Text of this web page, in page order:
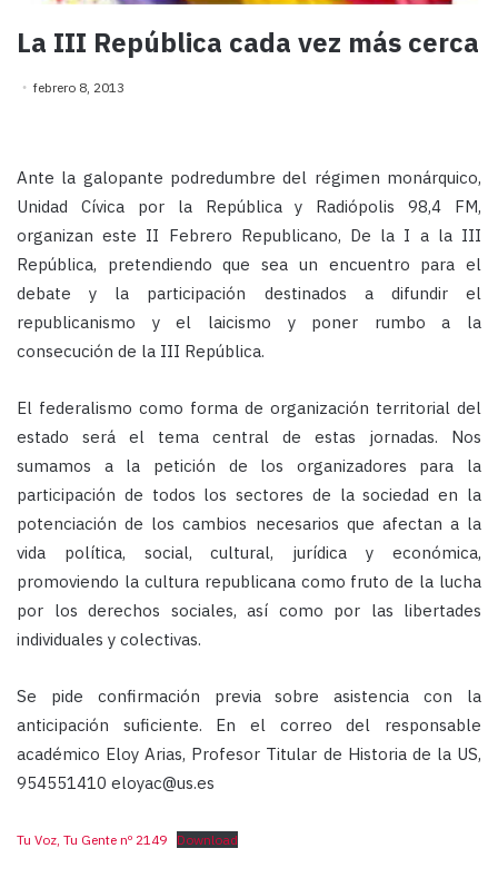
La III República cada vez más cerca
febrero 8, 2013
Ante la galopante podredumbre del régimen monárquico,
Unidad Cívica por la República y Radiópolis 98,4 FM,
organizan este II Febrero Republicano, De la I a la III
República, pretendiendo que sea un encuentro para el
debate y la participación destinados a difundir el
republicanismo y el laicismo y poner rumbo a la
consecución de la III República.
El federalismo como forma de organización territorial del
estado será el tema central de estas jornadas. Nos
sumamos a la petición de los organizadores para la
participación de todos los sectores de la sociedad en la
potenciación de los cambios necesarios que afectan a la
vida política, social, cultural, jurídica y económica,
promoviendo la cultura republicana como fruto de la lucha
por los derechos sociales, así como por las libertades
individuales y colectivas.
Se pide confirmación previa sobre asistencia con la
anticipación suficiente. En el correo del responsable
académico Eloy Arias, Profesor Titular de Historia de la US,
954551410 eloyac@us.es
Tu Voz, Tu Gente nº 2149 Download